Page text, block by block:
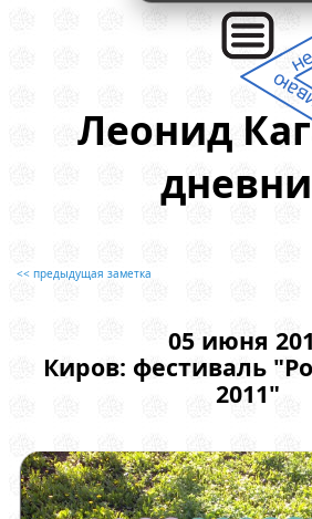
Леонид
<< предыдущая заметка
05 июня
Киров: фестиваль
2011"
не